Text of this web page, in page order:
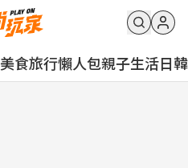
美食旅行懶人包親子生活日韓